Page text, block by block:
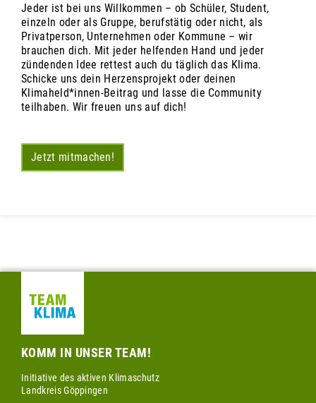
Jeder ist bei uns Willkommen – ob Schüler, Student,
einzeln oder als Gruppe, berufstätig oder nicht, als
Privatperson, Unternehmen oder Kommune – wir
brauchen dich. Mit jeder helfenden Hand und jeder
zündenden Idee rettest auch du täglich das Klima.
Schicke uns dein Herzensprojekt oder deinen
Klimaheld*innen-Beitrag und lasse die Community
teilhaben. Wir freuen uns auf dich!
Jetzt mitmachen!
KOMM IN UNSER TEAM!
Initiative des aktiven Klimaschutz
Landkreis Göppingen